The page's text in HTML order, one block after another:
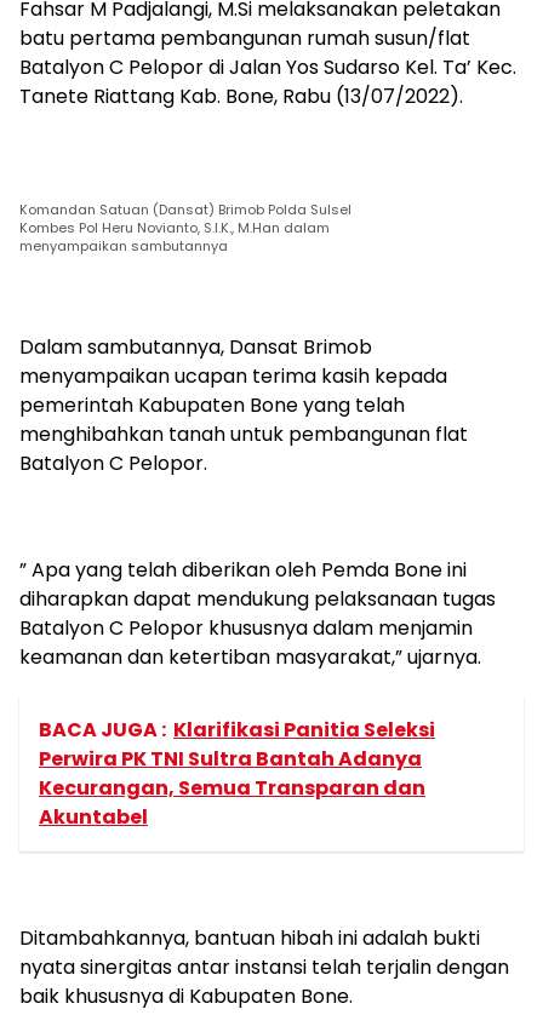
Fahsar M Padjalangi, M.Si melaksanakan peletakan
batu pertama pembangunan rumah susun/flat
Batalyon C Pelopor di Jalan Yos Sudarso Kel. Ta’ Kec.
Tanete Riattang Kab. Bone, Rabu (13/07/2022).
Komandan Satuan (Dansat) Brimob Polda Sulsel
Kombes Pol Heru Novianto, S.I.K., M.Han dalam
menyampaikan sambutannya
Dalam sambutannya, Dansat Brimob
menyampaikan ucapan terima kasih kepada
pemerintah Kabupaten Bone yang telah
menghibahkan tanah untuk pembangunan flat
Batalyon C Pelopor.
” Apa yang telah diberikan oleh Pemda Bone ini
diharapkan dapat mendukung pelaksanaan tugas
Batalyon C Pelopor khususnya dalam menjamin
keamanan dan ketertiban masyarakat,” ujarnya.
BACA JUGA : Klarifikasi Panitia Seleksi
Perwira PK TNI Sultra Bantah Adanya
Kecurangan, Semua Transparan dan
Akuntabel
Ditambahkannya, bantuan hibah ini adalah bukti
nyata sinergitas antar instansi telah terjalin dengan
baik khususnya di Kabupaten Bone.